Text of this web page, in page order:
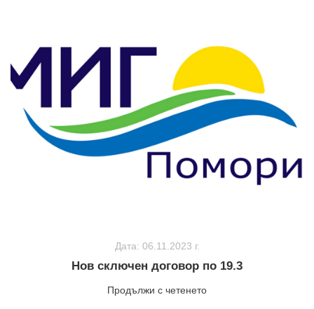
Дата: 06.11.2023 г.
Нов сключен договор по 19.3
Продължи с четенето